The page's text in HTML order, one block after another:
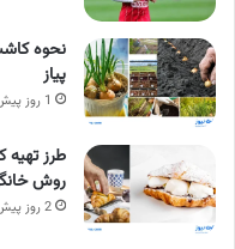
نحوه
پیاز
1 روز پیش
طرز تهیه
روش
2 روز پیش